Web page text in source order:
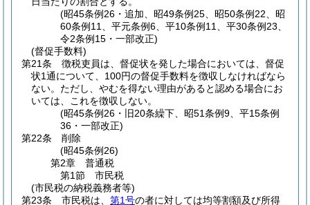
(昭45条例26・追加、昭49条例25、昭50条例22、昭
60条例11、平元条例6、平10条例11、平30条例23、
令2条例15・一部改正)
(督促手数料)
第21条
徴税吏員は、督促状を発した場合においては、督促
状1通について、100円の督促手数料を徴収しなければなら
ない。 ただし、やむを得ない理由があると認める場合にお
いては、これを徴収しない。
(昭45条例26・旧20条繰下、昭51条例9、平15条例
36・一部改正)
第22条
削除
(昭45条例26)
第2章
普通税
第1節
市民税
(市民税の納税義務者等)
第23条
市民税は、 第1号の者に対しては均等割額及び所得